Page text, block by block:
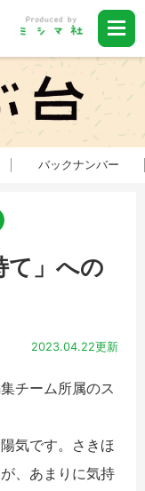
バックナンバー
て」への
2023.04.22更新
チーム所属のス
気です。さきほ
、あまりに気持